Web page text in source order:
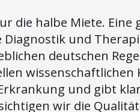
die halbe Miete. Eine
und
deutschen
wissenschaftlichen
und gibt
wir die